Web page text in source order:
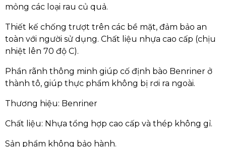
mỏng các loại rau củ quả.
Thiết kế chống trượt trên các bề mặt, đảm bảo an
toàn với người sử dụng. Chất liệu nhựa cao cấp (chịu
nhiệt lên 70 độ C).
Phần rãnh thông minh giúp cố định bào Benriner ở
thành tô, giúp thực phẩm không bị rơi ra ngoài.
Thương hiệu: Benriner
Chất liệu: Nhựa tổng hợp cao cấp và thép không gỉ.
Sản phẩm không bảo hành.